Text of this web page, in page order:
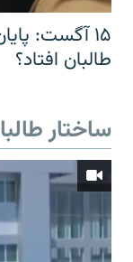
۱۵ آگست:
طالبان افتاد؟
ساختار